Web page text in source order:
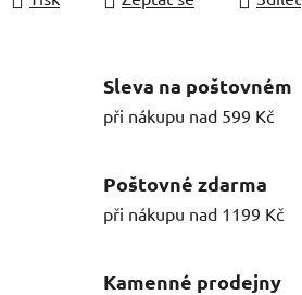
Sleva na poštovném
při nákupu nad 599 Kč
Poštovné zdarma
při nákupu nad 1199 Kč
Kamenné prodejny